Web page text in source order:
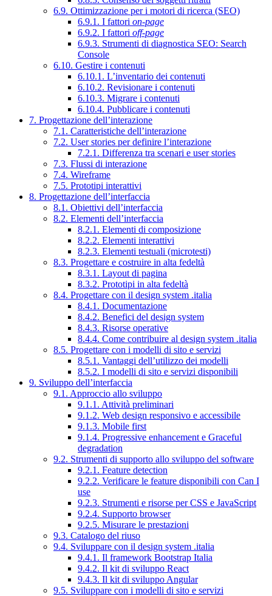
6.9. Ottimizzazione per i motori di ricerca (SEO)
6.9.1. I fattori on-page
6.9.2. I fattori off-page
6.9.3. Strumenti di diagnostica SEO: Search
Console
6.10. Gestire i contenuti
6.10.1. L’inventario dei contenuti
6.10.2. Revisionare i contenuti
6.10.3. Migrare i contenuti
6.10.4. Pubblicare i contenuti
7. Progettazione dell’interazione
7.1. Caratteristiche dell’interazione
7.2. User stories per definire l’interazione
7.2.1. Differenza tra scenari e user stories
7.3. Flussi di interazione
7.4. Wireframe
7.5. Prototipi interattivi
8. Progettazione dell’interfaccia
8.1. Obiettivi dell’interfaccia
8.2. Elementi dell’interfaccia
8.2.1. Elementi di composizione
8.2.2. Elementi interattivi
8.2.3. Elementi testuali (microtesti)
8.3. Progettare e costruire in alta fedeltà
8.3.1. Layout di pagina
8.3.2. Prototipi in alta fedeltà
8.4. Progettare con il design system .italia
8.4.1. Documentazione
8.4.2. Benefici del design system
8.4.3. Risorse operative
8.4.4. Come contribuire al design system .italia
8.5. Progettare con i modelli di sito e servizi
8.5.1. Vantaggi dell’utilizzo dei modelli
8.5.2. I modelli di sito e servizi disponibili
9. Sviluppo dell’interfaccia
9.1. Approccio allo sviluppo
9.1.1. Attività preliminari
9.1.2. Web design responsivo e accessibile
9.1.3. Mobile first
9.1.4. Progressive enhancement e Graceful
degradation
9.2. Strumenti di supporto allo sviluppo del software
9.2.1. Feature detection
9.2.2. Verificare le feature disponibili con Can I
use
9.2.3. Strumenti e risorse per CSS e JavaScript
9.2.4. Supporto browser
9.2.5. Misurare le prestazioni
9.3. Catalogo del riuso
9.4. Sviluppare con il design system .italia
9.4.1. Il framework Bootstrap Italia
9.4.2. Il kit di sviluppo React
9.4.3. Il kit di sviluppo Angular
9.5. Sviluppare con i modelli di sito e servizi